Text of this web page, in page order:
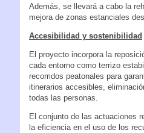
Además, se llevará a cabo la
mejora de zonas estanciales
Accesibilidad y sostenibilidad
El proyecto incorpora la
cada entorno como terrizo
recorridos peatonales para
itinerarios accesibles,
todas las personas.
El conjunto de las actuaciones
la eficiencia en el uso de los